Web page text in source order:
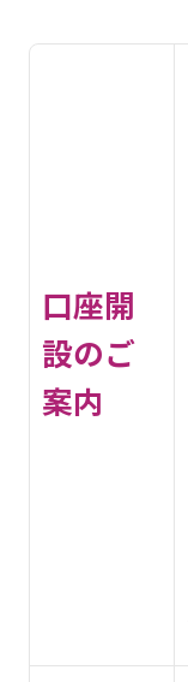
口座開
設のご
案内